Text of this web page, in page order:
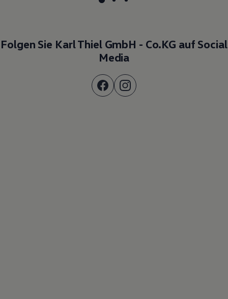
Folgen Sie Karl Thiel GmbH - Co.KG auf Social
Media